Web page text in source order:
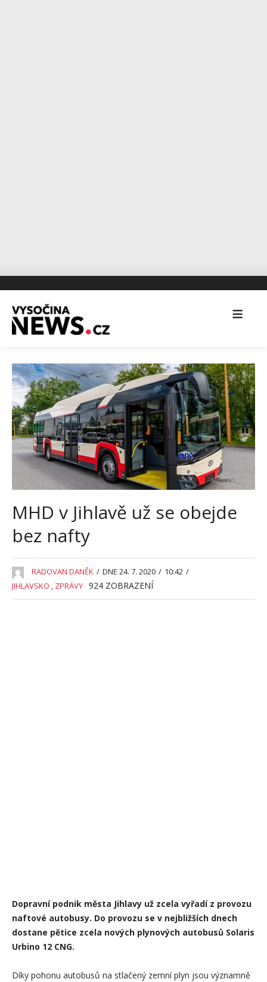
MHD v Jihlavě už se obejde
bez nafty
RADOVAN DANĚK / DNE 24. 7. 2020 / 10:42 /
JIHLAVSKO , ZPRÁVY 924 ZOBRAZENÍ
Dopravní podnik města Jihlavy už zcela vyřadí z provozu
naftové autobusy. Do provozu se v nejbližších dnech
dostane pětice zcela nových plynových autobusů Solaris
Urbino 12 CNG.
Díky pohonu autobusů na stlačený zemní plyn jsou významně